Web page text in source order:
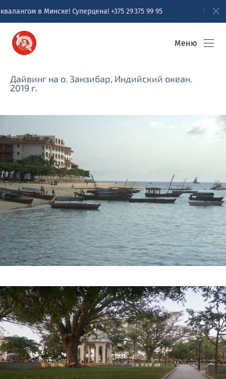
+375 29 375 99 95 Пробное погружение с
Меню
Дайвинг на о. Занзибар, Индийский океан.
2019 г.